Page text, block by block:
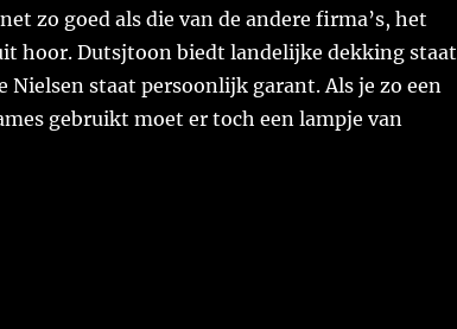
zo goed als die van de andere firma’s, het
hoor. Dutsjtoon biedt landelijke dekking staat
Nielsen staat persoonlijk garant. Als je zo een
gebruikt moet er toch een lampje van